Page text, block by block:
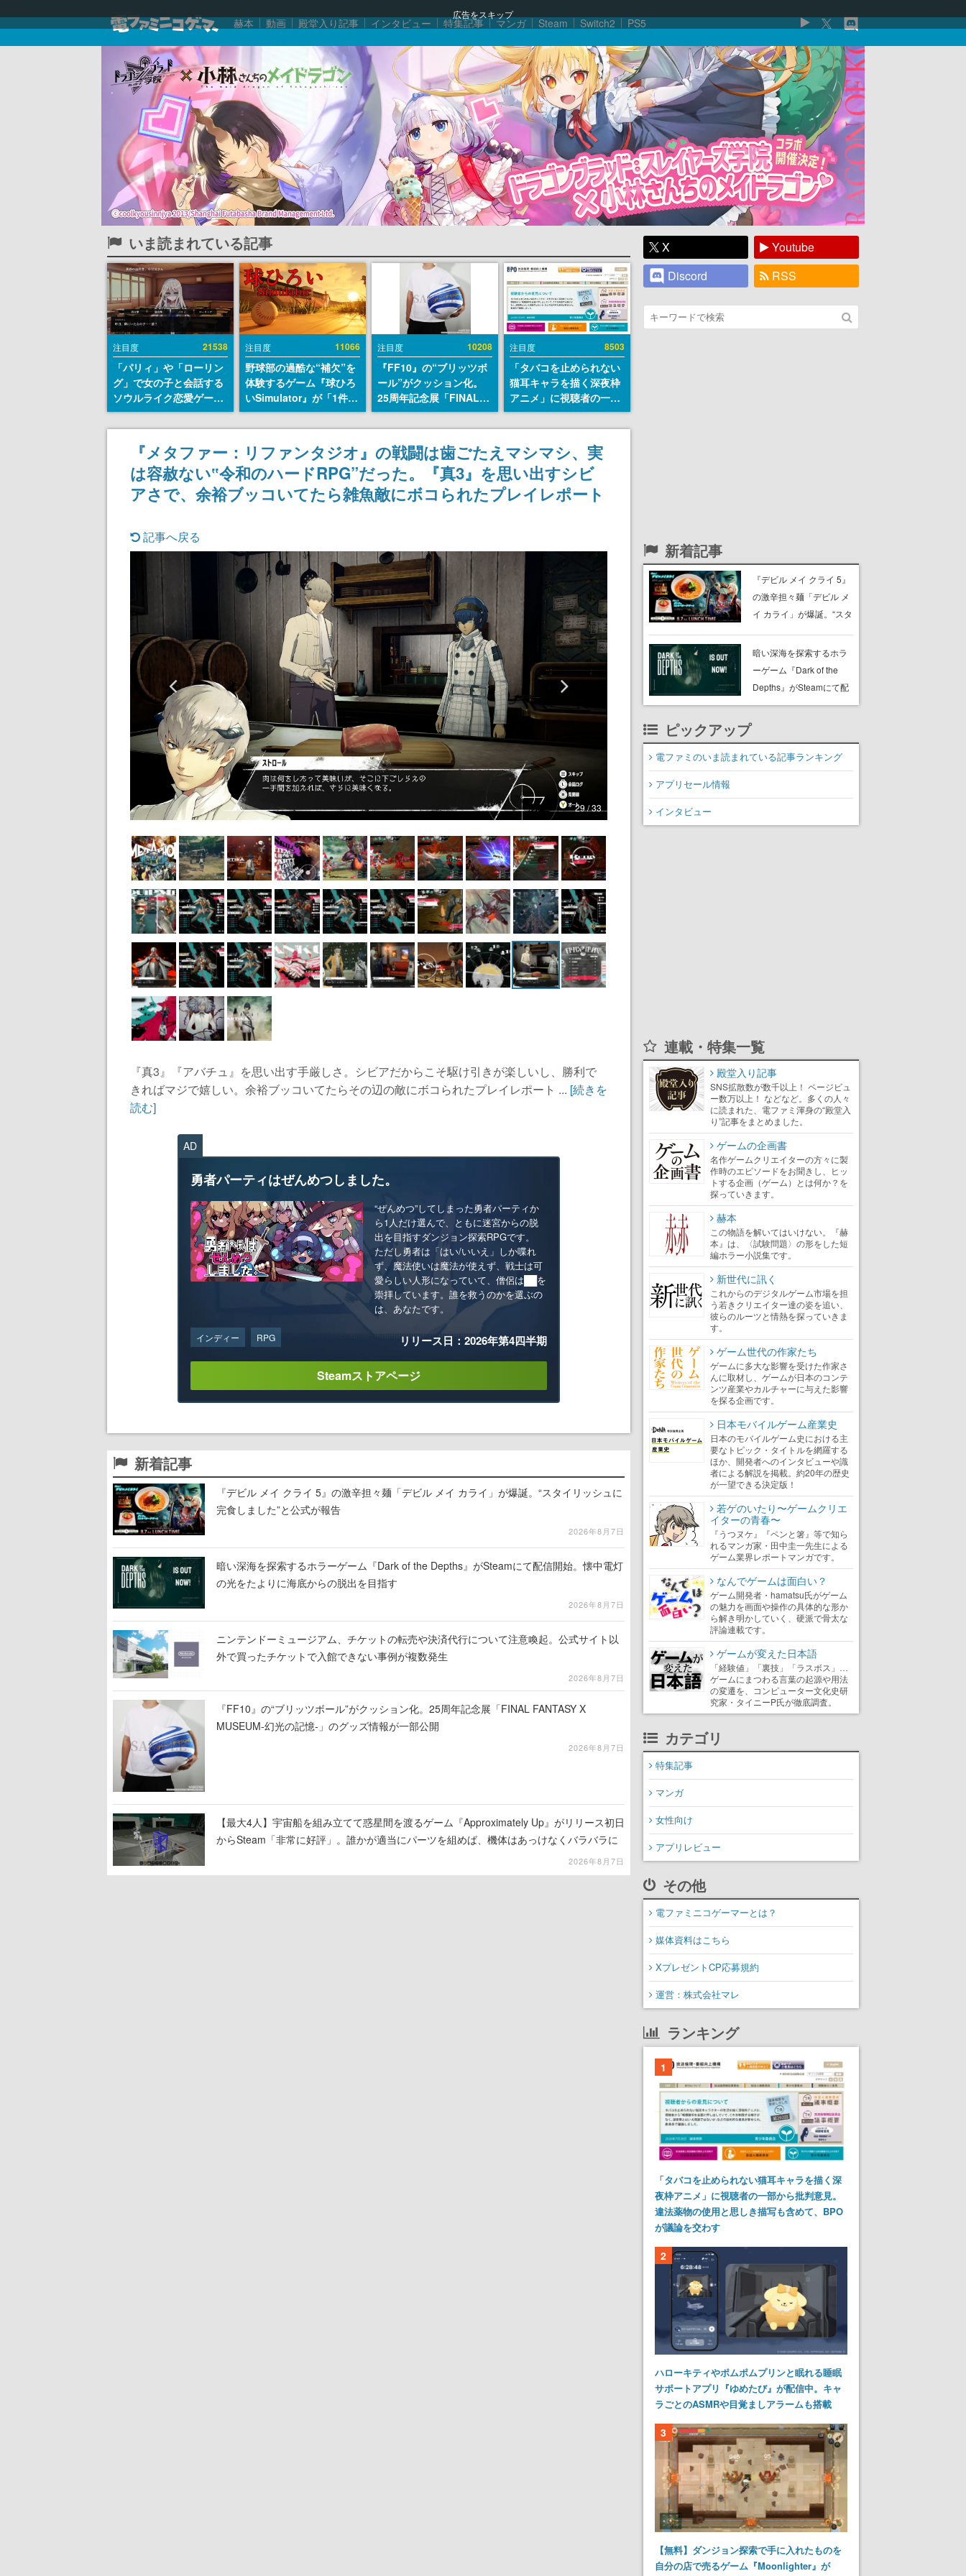
広告をスキップ
赫本 動画 殿堂入り記事 インタビュー 特集記事 マンガ Steam Switch2 PS5
いま読まれている記事
注目度 21538
「パリィ」や「ローリン
グ」で女の子と会話する
ソウルライク恋愛ゲーム
『小早川さんはソウルラ
イク』無料公開。返事に
失敗すると「YOU
DIED」
注目度 11066
野球部の過酷な“補欠”を
体験するゲーム『球ひろ
いSimulator』が「1件」
のウィッシュリストをも
とにチェコ語に対応し
SNSで話題に。『キング
ダム・カム』開発元やチ
ェコのプロ野球選手から
称賛の声
注目度 10208
『FF10』の“ブリッツボ
ール”がクッション化。
25周年記念展「FINAL
FANTASY X MUSEUM-
幻光の記憶-」のグッズ情
報が一部公開
注目度 8503
「タバコを止められない
猫耳キャラを描く深夜枠
アニメ」に視聴者の一部
から批判意見。違法薬物
の使用と思しき描写も含
めて、BPOが議論を交わ
す
『メタファー：リファンタジオ』の戦闘は歯ごたえマシマシ、実
は容赦ない‟令和のハードRPG”だった。『真3』を思い出すシビ
アさで、余裕ブッコいてたら雑魚敵にボコられたプレイレポート
記事へ戻る
29 / 33
『真3』『アバチュ』を思い出す手厳しさ。シビアだからこそ駆け引きが楽しいし、勝利で
きればマジで嬉しい。余裕ブッコいてたらその辺の敵にボコられたプレイレポート ... [続きを
読む]
AD
勇者パーティはぜんめつしました。
“ぜんめつ”してしまった勇者パーティか
ら1人だけ選んで、ともに迷宮からの脱
出を目指すダンジョン探索RPGです。
ただし勇者は「はい/いいえ」しか喋れ
ず、魔法使いは魔法が使えず、戦士は可
愛らしい人形になっていて、僧侶は██を
崇拝しています。誰を救うのかを選ぶの
は、あなたです。
インディー RPG リリース日：2026年第4四半期
Steamストアページ
新着記事
『デビル メイ クライ 5』の激辛担々麺「デビル メイ カライ」が爆誕。“スタイリッシュに
完食しました”と公式が報告
2026年8月7日
暗い深海を探索するホラーゲーム『Dark of the Depths』がSteamにて配信開始。懐中電灯
の光をたよりに海底からの脱出を目指す
2026年8月7日
ニンテンドーミュージアム、チケットの転売や決済代行について注意喚起。公式サイト以
外で買ったチケットで入館できない事例が複数発生
2026年8月7日
『FF10』の“ブリッツボール”がクッション化。25周年記念展「FINAL FANTASY X
MUSEUM-幻光の記憶-」のグッズ情報が一部公開
2026年8月7日
【最大4人】宇宙船を組み立てて惑星間を渡るゲーム『Approximately Up』がリリース初日
からSteam「非常に好評」。誰かが適当にパーツを組めば、機体はあっけなくバラバラに
2026年8月7日
X
Youtube
Discord
RSS
新着記事
『デビル メイ クライ 5』
の激辛担々麺「デビル メ
イ カライ」が爆誕。“スタ
た”と公式が報告
暗い深海を探索するホラ
ーゲーム『Dark of the
Depths』がSteamにて配
信開始。懐中電灯の光を
ピックアップ
電ファミのいま読まれている記事ランキング
アプリセール情報
インタビュー
連載・特集一覧
殿堂入り記事
SNS拡散数が数千以上！ ページビュ
ー数万以上！ などなど。多くの人々
に読まれた、電ファミ渾身の“殿堂入
り”記事をまとめました。
ゲームの企画書
名作ゲームクリエイターの方々に製
作時のエピソードをお聞きし、ヒッ
トする企画（ゲーム）とは何か？を
探っていきます。
赫本
この物語を解いてはいけない。『赫
本』は、〈試験問題〉の形をした短
編ホラー小説集です。
新世代に訊く
これからのデジタルゲーム市場を担
う若きクリエイター達の姿を追い、
彼らのルーツと情熱を探っていきま
す。
ゲーム世代の作家たち
ゲームに多大な影響を受けた作家さ
んに取材し、ゲームが日本のコンテ
ンツ産業やカルチャーに与えた影響
を探る企画です。
日本モバイルゲーム産業史
日本のモバイルゲーム史における主
要なトピック・タイトルを網羅する
ほか、開発者へのインタビューや識
者による解説を掲載。約20年の歴史
が一望できる決定版！
若ゲのいたり〜ゲームクリエ
イターの青春〜
『うつヌケ』『ペンと箸』等で知ら
れるマンガ家・田中圭一先生による
ゲーム業界レポートマンガです。
なんでゲームは面白い？
ゲーム開発者・hamatsu氏がゲーム
の魅力を画面や操作の具体的な形か
ら解き明かしていく、硬派で骨太な
評論連載です。
ゲームが変えた日本語
「経験値」「裏技」「ラスボス」…
ゲームにまつわる言葉の起源や用法
の変遷を、コンピューター文化史研
究家・タイニーP氏が徹底調査。
カテゴリ
特集記事
マンガ
女性向け
アプリレビュー
その他
電ファミニコゲーマーとは？
媒体資料はこちら
XプレゼントCP応募規約
運営：株式会社マレ
ランキング
1
「タバコを止められない猫耳キャラを描く深
夜枠アニメ」に視聴者の一部から批判意見。
違法薬物の使用と思しき描写も含めて、BPO
が議論を交わす
2
ハローキティやポムポムプリンと眠れる睡眠
サポートアプリ『ゆめたび』が配信中。キャ
ラごとのASMRや目覚ましアラームも搭載
3
【無料】ダンジョン探索で手に入れたものを
自分の店で売るゲーム『Moonlighter』が